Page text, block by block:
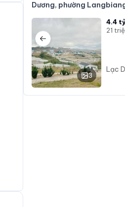
Dương, phường
3
4.4
21
Lạc
Previous slide